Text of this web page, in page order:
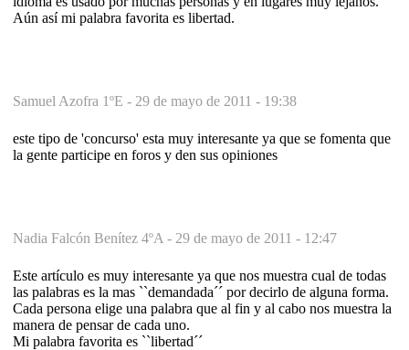
Aún así mi palabra favorita es libertad.
Samuel Azofra 1ºE - 29 de mayo de 2011 - 19:38
este tipo de 'concurso' esta muy interesante ya que se fomenta que
la gente participe en foros y den sus opiniones
Nadia Falcón Benítez 4ºA - 29 de mayo de 2011 - 12:47
Este artículo es muy interesante ya que nos muestra cual de todas
las palabras es la mas ``demandada´´ por decirlo de alguna forma.
Cada persona elige una palabra que al fin y al cabo nos muestra la
manera de pensar de cada uno.
Mi palabra favorita es ``libertad´´